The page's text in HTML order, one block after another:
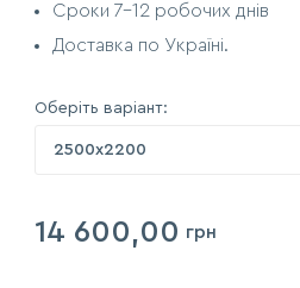
Сроки 7-12 робочих днів
Доставка по Україні.
Оберіть варіант:
2500х2200
14 600,00 грн